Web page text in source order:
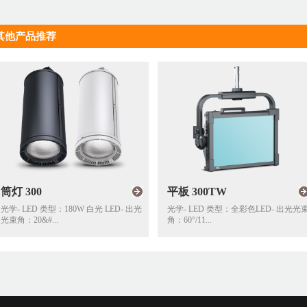
他产品推荐
出光
光学- LED 类型：全彩色LED- 出光光束
角：60°/11...
聚光350
光学- 单颗350W 暖白